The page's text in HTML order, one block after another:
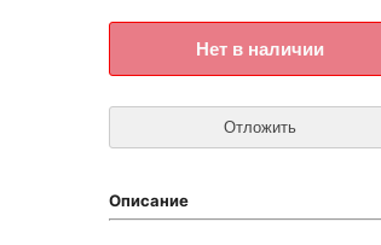
Описание